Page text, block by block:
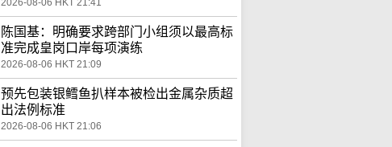
2026-08-06 HKT 21:41
陈国基：明确要求跨部门小组须以最高标
准完成皇岗口岸每项演练
2026-08-06 HKT 21:09
预先包装银鳕鱼扒样本被检出金属杂质超
出法例标准
2026-08-06 HKT 21:06